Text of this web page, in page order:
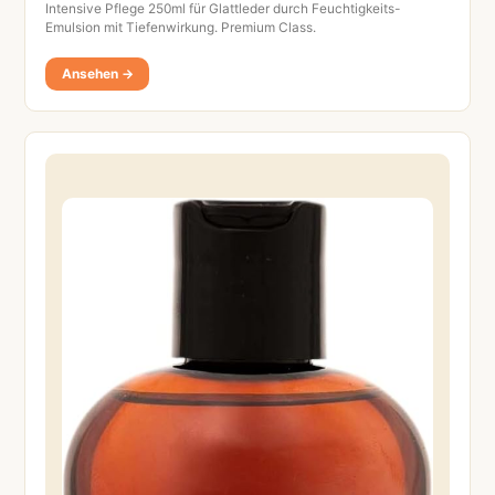
Intensive Pflege 250ml für Glattleder durch Feuchtigkeits-
Emulsion mit Tiefenwirkung. Premium Class.
Ansehen →